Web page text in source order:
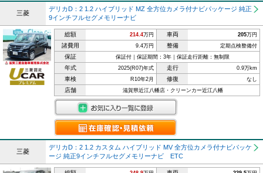
三菱
デリカD：2 1.2 ハイブリッド MZ 全方位カメラ付ナビパッケージ 純正
9インチフルセグメモリーナビ
総額 214.4万円 車両 205万円
諸費用 9.4万円 整備 定期点検整備付
保証 保証付｜保証期間：3年｜保証走行距離：無制限
年式 2025(R07)年式 走行 0.9万km
車検 R10年2月 修復 なし
店舗 滋賀県近江八幡店・クリーンカー近江八幡
三菱
デリカD：2 1.2 カスタム ハイブリッド MV 全方位カメラ付ナビパッケ
ージ 純正9インチフルセグメモリーナビ ETC